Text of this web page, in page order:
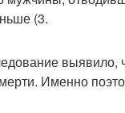
(3.
выявило,
Именно